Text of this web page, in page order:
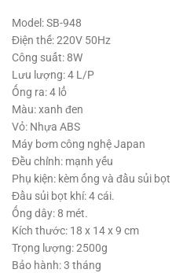
Model: SB-948
Điện thế: 220V 50Hz
Công suất: 8W
Lưu lượng: 4 L/P
Ống ra: 4 lổ
Màu: xanh đen
Vỏ: Nhựa ABS
Máy bơm công nghệ Japan
Đều chỉnh: mạnh yếu
Phụ kiện: kèm ống và đầu sủi bọt
Đầu sủi bọt khí: 4 cái.
Ống dây: 8 mét.
Kích thước: 18 x 14 x 9 cm
Trọng lượng: 2500g
Bảo hành: 3 tháng